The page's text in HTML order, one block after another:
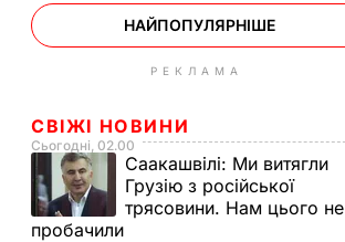
НАЙПОПУЛЯРНІШЕ
РЕКЛАМА
СВІЖІ НОВИНИ
Сьогодні, 02.00
Саакашвілі: Ми витягли
Грузію з російської
трясовини. Нам цього не
пробачили